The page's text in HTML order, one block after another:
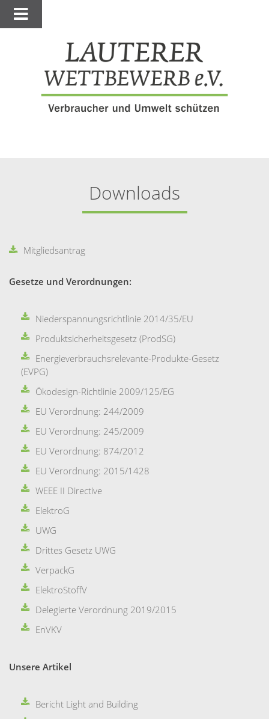
Downloads
Mitgliedsantrag
Gesetze und Verordnungen:
Niederspannungsrichtlinie 2014/35/EU
Produktsicherheitsgesetz (ProdSG)
Energieverbrauchsrelevante-Produkte-Gesetz
(EVPG)
Ökodesign-Richtlinie 2009/125/EG
EU Verordnung: 244/2009
EU Verordnung: 245/2009
EU Verordnung: 874/2012
EU Verordnung: 2015/1428
WEEE II Directive
ElektroG
UWG
Drittes Gesetz UWG
VerpackG
ElektroStoffV
Delegierte Verordnung 2019/2015
EnVKV
Unsere Artikel
Bericht Light and Building